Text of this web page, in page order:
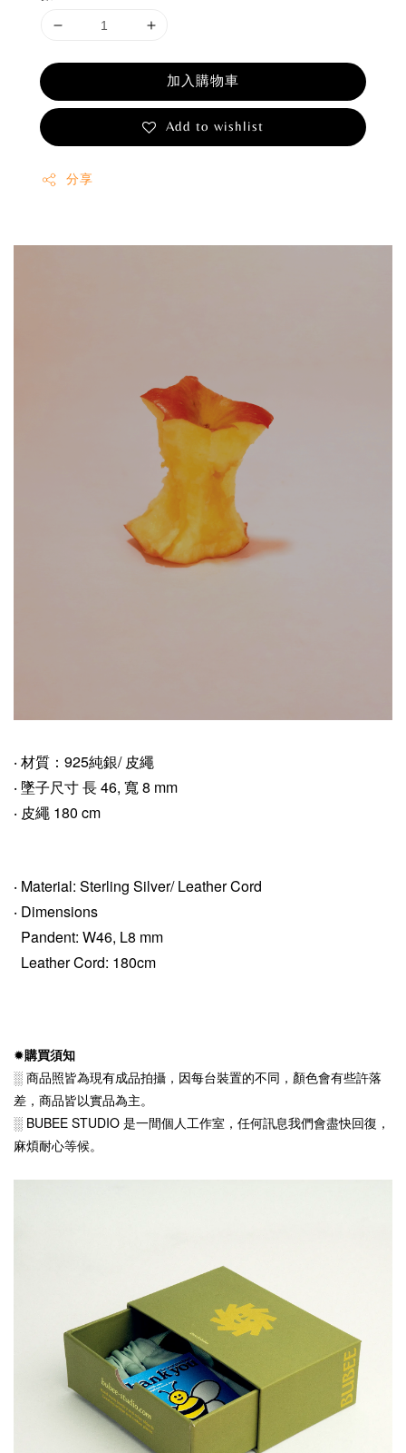
加入購物車
Add to wishlist
分享
‧ 材質：925純銀/ 皮繩
‧ 墜子尺寸長 46, 寬 8 mm
‧ 皮繩 180 cm
‧ Material: Sterling Silver/ Leather Cord
‧ Dimensions
Pandent: W46, L8 mm
Leather Cord: 180cm
✹購買須知
░ 商品照皆為現有成品拍攝，因每台裝置的不同，顏色會有些許落
差，商品皆以實品為主。
░ BUBEE STUDIO 是一間個人工作室，任何訊息我們會盡快回復，
麻煩耐心等候。